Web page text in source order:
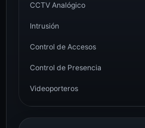
CCTV Analógico
Intrusión
Control de Accesos
Control de Presencia
Videoporteros